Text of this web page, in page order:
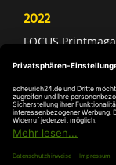
2022
FOCUS
Deutschland
FOCUS Money –
DIE WELT –
DIE WELT –
Antriebe)